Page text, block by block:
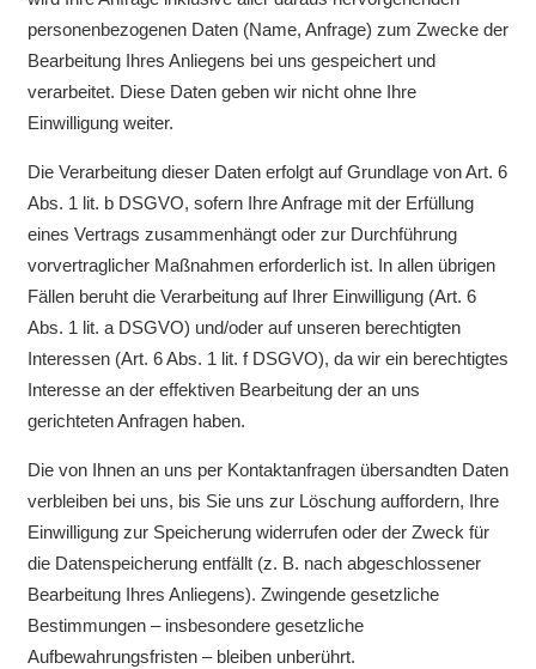
personenbezogenen Daten (Name, Anfrage) zum Zwecke der
Bearbeitung Ihres Anliegens bei uns gespeichert und
verarbeitet. Diese Daten geben wir nicht ohne Ihre
Einwilligung weiter.
Die Verarbeitung dieser Daten erfolgt auf Grundlage von Art. 6
Abs. 1 lit. b DSGVO, sofern Ihre Anfrage mit der Erfüllung
eines Vertrags zusammenhängt oder zur Durchführung
vorvertraglicher Maßnahmen erforderlich ist. In allen übrigen
Fällen beruht die Verarbeitung auf Ihrer Einwilligung (Art. 6
Abs. 1 lit. a DSGVO) und/oder auf unseren berechtigten
Interessen (Art. 6 Abs. 1 lit. f DSGVO), da wir ein berechtigtes
Interesse an der effektiven Bearbeitung der an uns
gerichteten Anfragen haben.
Die von Ihnen an uns per Kontaktanfragen übersandten Daten
verbleiben bei uns, bis Sie uns zur Löschung auffordern, Ihre
Einwilligung zur Speicherung widerrufen oder der Zweck für
die Datenspeicherung entfällt (z. B. nach abgeschlossener
Bearbeitung Ihres Anliegens). Zwingende gesetzliche
Bestimmungen – insbesondere gesetzliche
Aufbewahrungsfristen – bleiben unberührt.